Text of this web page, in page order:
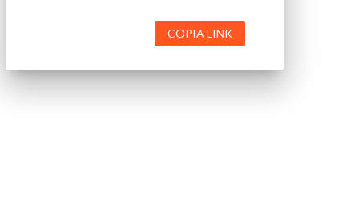
COPIA LINK